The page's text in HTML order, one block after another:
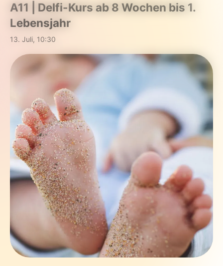
A11 | Delfi-Kurs ab 8 Wochen bis 1.
Lebensjahr
13. Juli, 10:30